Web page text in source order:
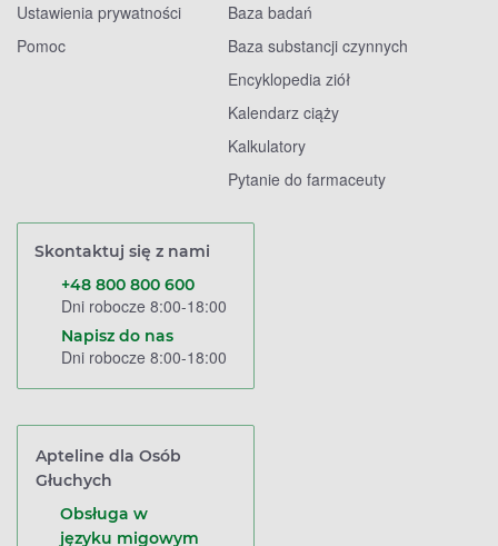
Ustawienia prywatności
Pomoc
Baza badań
Baza substancji czynnych
Encyklopedia ziół
Kalendarz ciąży
Kalkulatory
Pytanie do farmaceuty
Skontaktuj się z nami
+48 800 800 600
Dni robocze 8:00-18:00
Napisz do nas
Dni robocze 8:00-18:00
Apteline dla Osób
Głuchych
Obsługa w
języku migowym